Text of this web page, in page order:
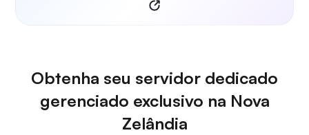
Obtenha seu servidor dedicado
gerenciado exclusivo na Nova
Zelândia